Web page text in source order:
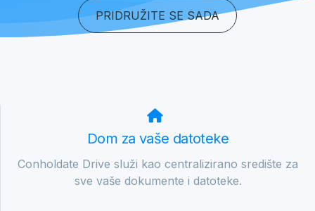
PRIDRUŽITE SE SADA
Dom za vaše datoteke
Conholdate Drive služi kao centralizirano središte za
sve vaše dokumente i datoteke.